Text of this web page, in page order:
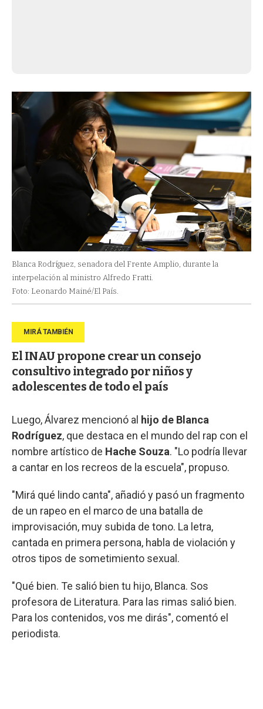
Blanca Rodríguez, senadora del Frente Amplio, durante la
interpelación al ministro Alfredo Fratti.
Foto: Leonardo Mainé/El País.
El INAU propone crear un consejo
consultivo integrado por niños y
adolescentes de todo el país
Luego, Álvarez mencionó al hijo de Blanca
Rodríguez, que destaca en el mundo del rap con el
nombre artístico de Hache Souza. "Lo podría llevar
a cantar en los recreos de la escuela", propuso.
"Mirá qué lindo canta", añadió y pasó un fragmento
de un rapeo en el marco de una batalla de
improvisación, muy subida de tono. La letra,
cantada en primera persona, habla de violación y
otros tipos de sometimiento sexual.
"Qué bien. Te salió bien tu hijo, Blanca. Sos
profesora de Literatura. Para las rimas salió bien.
Para los contenidos, vos me dirás", comentó el
periodista.